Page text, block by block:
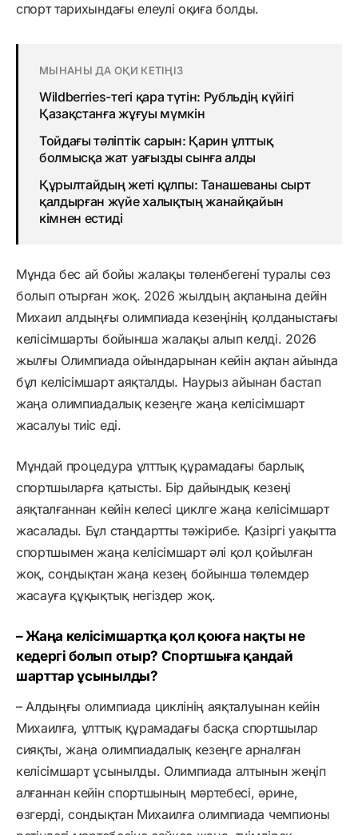
спорт тарихындағы елеулі оқиға болды.
МЫНАНЫ ДА ОҚИ КЕТІҢІЗ
Wildberries-тегі қара түтін: Рубльдің күйігі
Қазақстанға жұғуы мүмкін
Тойдағы тәліптік сарын: Қарин ұлттық
болмысқа жат уағызды сынға алды
Құрылтайдың жеті құлпы: Танашеваны сырт
қалдырған жүйе халықтың жанайқайын
кімнен естиді
Мұнда бес ай бойы жалақы төленбегені туралы сөз
болып отырған жоқ. 2026 жылдың ақпанына дейін
Михаил алдыңғы олимпиада кезеңінің қолданыстағы
келісімшарты бойынша жалақы алып келді. 2026
жылғы Олимпиада ойындарынан кейін ақпан айында
бұл келісімшарт аяқталды. Наурыз айынан бастап
жаңа олимпиадалық кезеңге жаңа келісімшарт
жасалуы тиіс еді.
Мұндай процедура ұлттық құрамадағы барлық
спортшыларға қатысты. Бір дайындық кезеңі
аяқталғаннан кейін келесі циклге жаңа келісімшарт
жасалады. Бұл стандартты тәжірибе. Қазіргі уақытта
спортшымен жаңа келісімшарт әлі қол қойылған
жоқ, сондықтан жаңа кезең бойынша төлемдер
жасауға құқықтық негіздер жоқ.
– Жаңа келісімшартқа қол қоюға нақты не
кедергі болып отыр? Спортшыға қандай
шарттар ұсынылды?
– Алдыңғы олимпиада циклінің аяқталуынан кейін
Михаилға, ұлттық құрамадағы басқа спортшылар
сияқты, жаңа олимпиадалық кезеңге арналған
келісімшарт ұсынылды. Олимпиада алтынын жеңіп
алғаннан кейін спортшының мәртебесі, әрине,
өзгерді, сондықтан Михаилға олимпиада чемпионы